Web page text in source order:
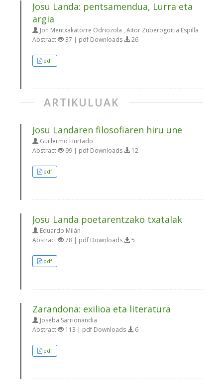
Josu Landa: pentsamendua, Lurra eta
argia
Jon Mentxakatorre Odriozola , Aitor Zuberogoitia Espilla
Abstract
37 | pdf Downloads 26
pdf
ARTIKULUAK
Josu Landaren filosofiaren hiru une
Guillermo Hurtado
Abstract
99 | pdf Downloads 12
pdf
Josu Landa poetarentzako txatalak
Eduardo Milán
Abstract
78 | pdf Downloads 5
pdf
Zarandona: exilioa eta literatura
Joseba Sarrionandia
Abstract
113 | pdf Downloads 6
pdf